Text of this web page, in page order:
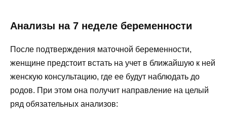
Анализы на 7 неделе беременности
После подтверждения маточной беременности,
женщине предстоит встать на учет в ближайшую к ней
женскую консультацию, где ее будут наблюдать до
родов. При этом она получит направление на целый
ряд обязательных анализов: